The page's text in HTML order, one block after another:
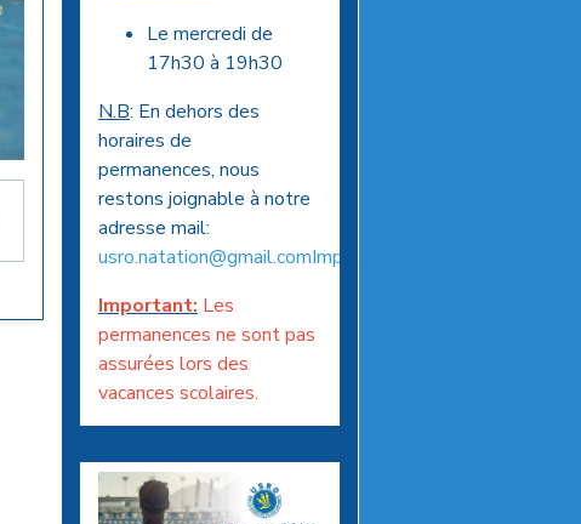
Le mercredi de
17h30 à 19h30
N.B: En dehors des
horaires de
permanences, nous
restons joignable à notre
adresse mail:
usro.natation@gmail.comImportant
Important: Les
permanences ne sont pas
assurées lors des
vacances scolaires.